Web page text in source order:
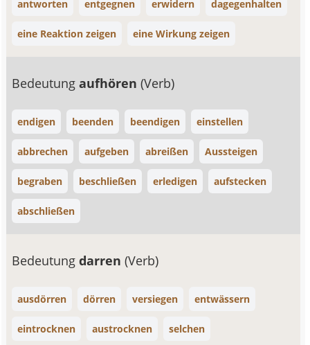
antworten entgegnen erwidern dagegenhalten
eine Reaktion zeigen eine Wirkung zeigen
Bedeutungaufhören(Verb)
endigen beenden beendigen einstellen
abbrechen aufgeben abreißen Aussteigen
begraben beschließen erledigen aufstecken
abschließen
Bedeutungdarren(Verb)
ausdörren dörren versiegen entwässern
eintrocknen austrocknen selchen